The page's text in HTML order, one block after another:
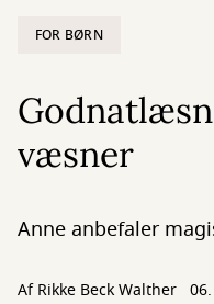
FOR BØRN
væsner
Anne anbefaler
AfRikke Beck Walther